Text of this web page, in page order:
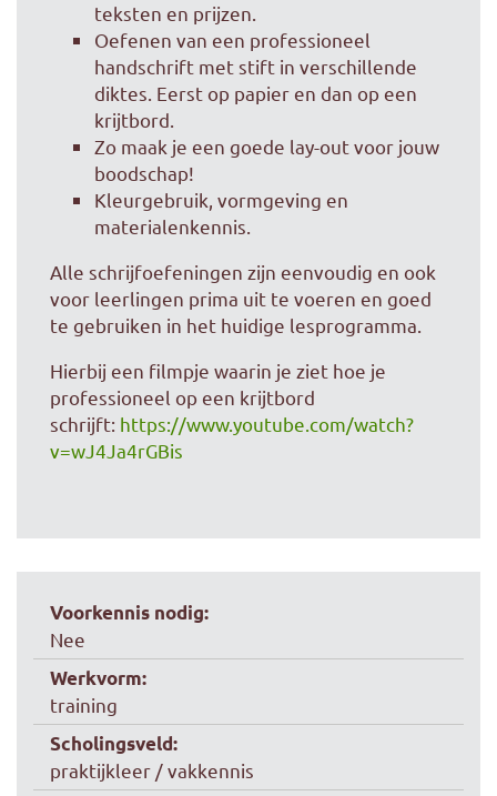
teksten en prijzen.
Oefenen van een professioneel
handschrift met stift in verschillende
diktes. Eerst op papier en dan op een
krijtbord.
Zo maak je een goede lay-out voor jouw
boodschap!
Kleurgebruik, vormgeving en
materialenkennis.
Alle schrijfoefeningen zijn eenvoudig en ook
voor leerlingen prima uit te voeren en goed
te gebruiken in het huidige lesprogramma.
Hierbij een filmpje waarin je ziet hoe je
professioneel op een krijtbord
schrijft: https://www.youtube.com/watch?
v=wJ4Ja4rGBis
Voorkennis nodig:
Nee
Werkvorm:
training
Scholingsveld:
praktijkleer / vakkennis